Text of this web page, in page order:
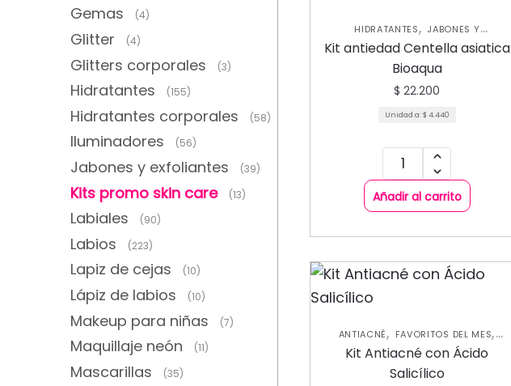
HIDRATANTES, JABONES Y
EXFOLIANTES,KITS PROMO SKIN CARE,
,
Kit antiedad Centella asiatica
Bioaqua
$ 22.200
Unidad a:$ 4.440
Añadir al carrito
ANTIACNÉ, FAVORITOS DEL MES,
HIDRATANTES,KITS PROMO SKIN
, ,
FACIAL
Kit Antiacné con Ácido
Salicílico
Gemas (4)
Glitter (4)
Glitters corporales (3)
Hidratantes (155)
Hidratantes corporales (58)
Iluminadores (56)
Jabones y exfoliantes (39)
Kits promo skin care (13)
Labiales (90)
Labios (223)
Lapiz de cejas (10)
Lápiz de labios (10)
Makeup para niñas (7)
Maquillaje neón (11)
Mascarillas (35)